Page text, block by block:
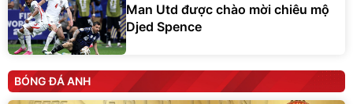
Man Utd được chào mời chiêu mộ
Djed Spence
BÓNG ĐÁ ANH